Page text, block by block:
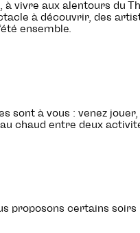
vivre aux alentours du
à découvrir, des
ensemble.
sont à vous : venez
chaud entre deux
proposons certains